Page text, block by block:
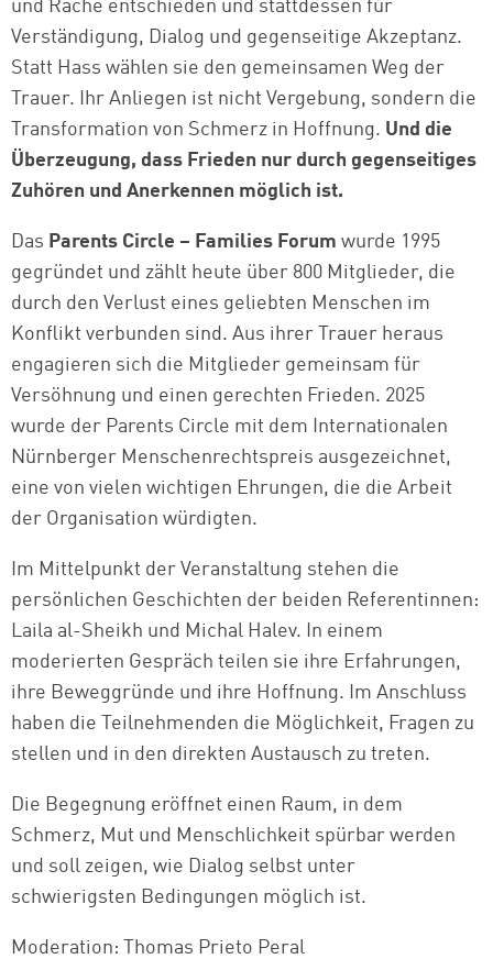
und Rache entschieden und stattdessen für
Verständigung, Dialog und gegenseitige Akzeptanz.
Statt Hass wählen sie den gemeinsamen Weg der
Trauer. Ihr Anliegen ist nicht Vergebung, sondern die
Transformation von Schmerz in Hoffnung. Und die
Überzeugung, dass Frieden nur durch gegenseitiges
Zuhören und Anerkennen möglich ist.
Das Parents Circle – Families Forum wurde 1995
gegründet und zählt heute über 800 Mitglieder, die
durch den Verlust eines geliebten Menschen im
Konflikt verbunden sind. Aus ihrer Trauer heraus
engagieren sich die Mitglieder gemeinsam für
Versöhnung und einen gerechten Frieden. 2025
wurde der Parents Circle mit dem Internationalen
Nürnberger Menschenrechtspreis ausgezeichnet,
eine von vielen wichtigen Ehrungen, die die Arbeit
der Organisation würdigten.
Im Mittelpunkt der Veranstaltung stehen die
persönlichen Geschichten der beiden Referentinnen:
Laila al-Sheikh und Michal Halev. In einem
moderierten Gespräch teilen sie ihre Erfahrungen,
ihre Beweggründe und ihre Hoffnung. Im Anschluss
haben die Teilnehmenden die Möglichkeit, Fragen zu
stellen und in den direkten Austausch zu treten.
Die Begegnung eröffnet einen Raum, in dem
Schmerz, Mut und Menschlichkeit spürbar werden
und soll zeigen, wie Dialog selbst unter
schwierigsten Bedingungen möglich ist.
Moderation: Thomas Prieto Peral